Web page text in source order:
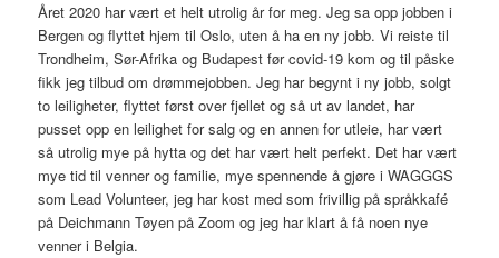
Året 2020 har vært et helt utrolig år for meg. Jeg sa opp jobben i
Bergen og flyttet hjem til Oslo, uten å ha en ny jobb. Vi reiste til
Trondheim, Sør-Afrika og Budapest før covid-19 kom og til påske
fikk jeg tilbud om drømmejobben. Jeg har begynt i ny jobb, solgt
to leiligheter, flyttet først over fjellet og så ut av landet, har
pusset opp en leilighet for salg og en annen for utleie, har vært
så utrolig mye på hytta og det har vært helt perfekt. Det har vært
mye tid til venner og familie, mye spennende å gjøre i WAGGGS
som Lead Volunteer, jeg har kost med som frivillig på språkkafé
på Deichmann Tøyen på Zoom og jeg har klart å få noen nye
venner i Belgia.